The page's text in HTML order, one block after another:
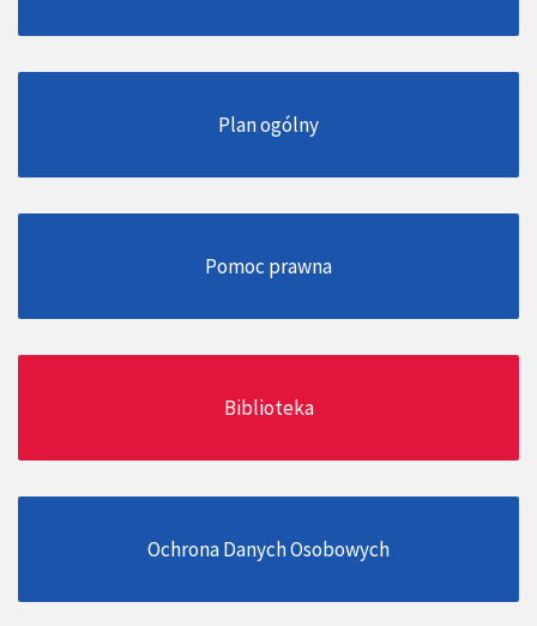
Plan ogólny
Pomoc prawna
Biblioteka
Ochrona Danych Osobowych